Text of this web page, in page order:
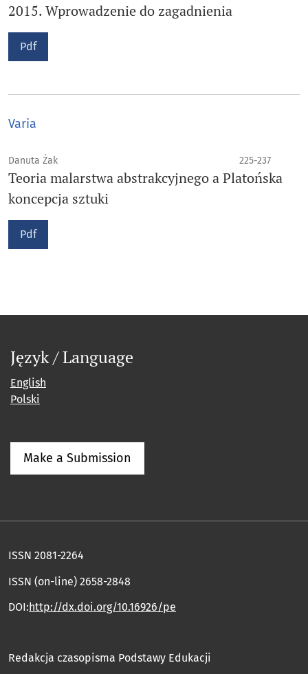
2015. Wprowadzenie do zagadnienia
Pdf
Varia
Danuta Żak 225-237
Teoria malarstwa abstrakcyjnego a Platońska
koncepcja sztuki
Pdf
Język / Language
English
Polski
Make a Submission
ISSN 2081-2264
ISSN (on-line) 2658-2848
DOI:http://dx.doi.org/10.16926/pe
Redakcja czasopisma Podstawy Edukacji